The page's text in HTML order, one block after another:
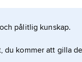
pålitlig kunskap.
du kommer att gilla